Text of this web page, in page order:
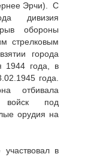
Эрчи). С
дивизия
обороны
стрелковым
города
1944 года, в
года.
отбивала
войск под
орудия на
в